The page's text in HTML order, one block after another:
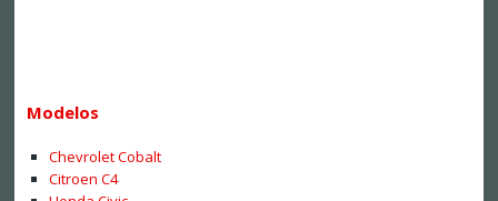
Modelos
Chevrolet Cobalt
Citroen C4